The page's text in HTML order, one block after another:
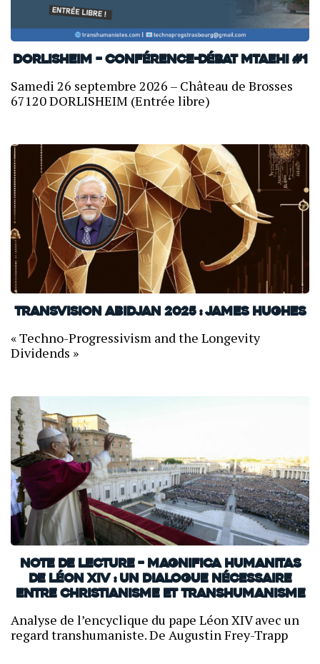
Dorlisheim – Conférence-débat MTAEHI #1
Samedi 26 septembre 2026 – Château de Brosses
67120 DORLISHEIM (Entrée libre)
TransVision Abidjan 2025 : James Hughes
« Techno-Progressivism and the Longevity
Dividends »
Note de lecture – Magnifica Humanitas
de Léon XIV : un dialogue nécessaire
entre christianisme et transhumanisme
Analyse de l’encyclique du pape Léon XIV avec un
regard transhumaniste. De Augustin Frey-Trapp